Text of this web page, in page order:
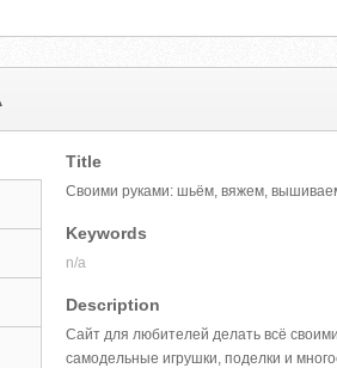
Title
Своими руками: шьём, вяжем,
Keywords
n/a
Description
Сайт для любителей делать всё
самодельные игрушки, поделки и